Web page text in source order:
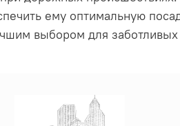
ему оптимальную
выбором для заботливых